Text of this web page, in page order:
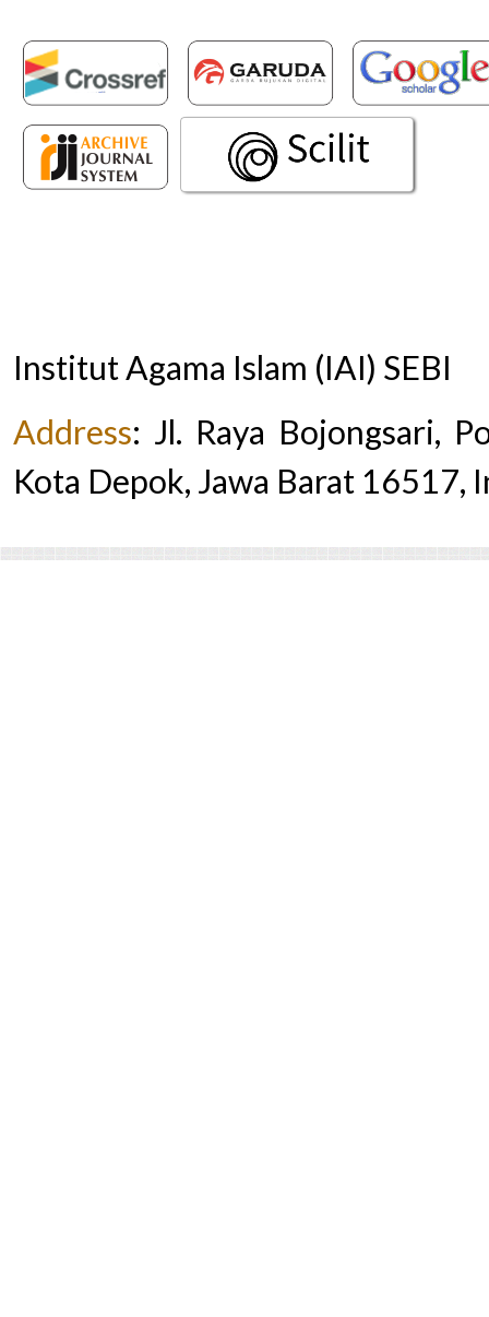
Institut Agama Islam (IAI) SEBI
Address: Jl. Raya Bojongsari,
Kota Depok, Jawa Barat 16517,